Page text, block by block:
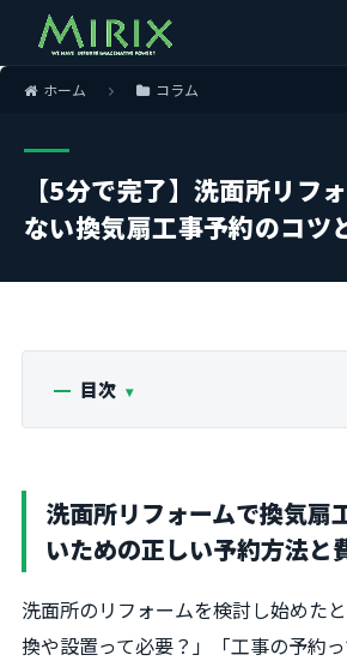
ホーム コラム
【5分で完了】洗面所リフ
ない換気扇工事予約のコツ
目次
洗面所リフォームで換気扇
いための正しい予約方法と
洗面所のリフォームを検討し始めた
換や設置って必要？」「工事の予約っ